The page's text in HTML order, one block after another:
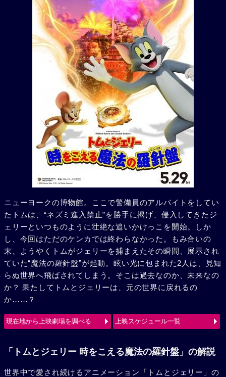
ニューヨークの博物館。ここで警備員のアルバイトをしてい
たトムは、“ネズミ進入禁止”を勝手に掲げ、侵入してきたジ
ェリーといつものように壮絶な追いかけっこを開始。しか
し、今回はただのケンカでは終わらなかった。もみ合いの
末、ようやくトムがジェリーを捕まえたその瞬間、展示され
ていた“魔法の羅針盤”が起動。眩い光に包まれた2人は、見知
らぬ世界へ飛ばされてしまう。そこは過去なのか、未来なの
か？ 果たしてトムとジェリーは、元の世界に戻れるの
か……？
現在地から上映劇場を調べる 上映スケジュール一覧
「トムとジェリー 時をこえる魔法の羅針盤」の解説
世界中で愛され続けるアニメーション「トムとジェリー」の